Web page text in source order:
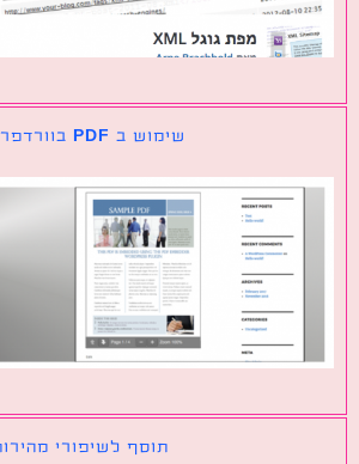
שימוש ב PDF בוורדפרס והצגתו
תוסף לשיפורי מהירות מצוין